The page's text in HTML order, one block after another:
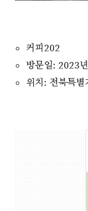
커피202
방문일: 2023
위치: 전북특